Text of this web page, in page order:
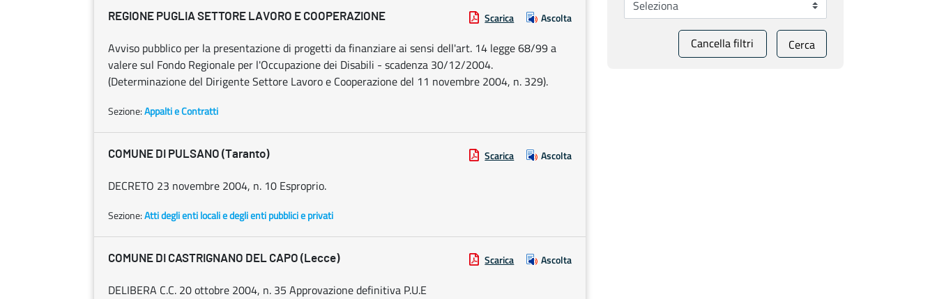
REGIONE PUGLIA SETTORE LAVORO E COOPERAZIONE Scarica Ascolta
Avviso pubblico per la presentazione di progetti da finanziare ai sensi dell'art. 14 legge 68/99 a
valere sul Fondo Regionale per l'Occupazione dei Disabili - scadenza 30/12/2004.
(Determinazione del Dirigente Settore Lavoro e Cooperazione del 11 novembre 2004, n. 329).
Sezione:Appalti e Contratti
COMUNE DI PULSANO (Taranto) Scarica Ascolta
DECRETO 23 novembre 2004, n. 10 Esproprio.
Sezione:Atti degli enti locali e degli enti pubblici e privati
COMUNE DI CASTRIGNANO DEL CAPO (Lecce) Scarica Ascolta
DELIBERA C.C. 20 ottobre 2004, n. 35 Approvazione definitiva P.U.E
Cancella filtri Cerca